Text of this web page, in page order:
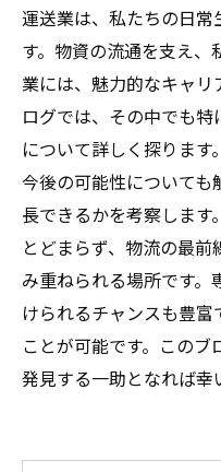
運送業は、私たちの日
す。物資の流通を支え
業には、魅力的なキャ
ログでは、その中でも
について詳しく探りま
今後の可能性について
長できるかを考察しま
とどまらず、物流の最
み重ねられる場所です
けられるチャンスも豊
ことが可能です。この
発見する一助となれば幸